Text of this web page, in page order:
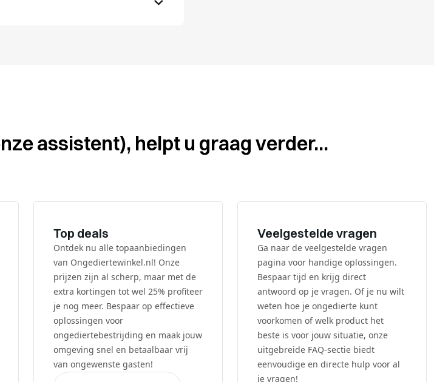
assistent), helpt u graag verder...
Top deals
Ontdek nu alle topaanbiedingen
van Ongediertewinkel.nl! Onze
prijzen zijn al scherp, maar met de
extra kortingen tot wel 25% profiteer
je nog meer. Bespaar op effectieve
oplossingen voor
ongediertebestrijding en maak jouw
omgeving snel en betaalbaar vrij
van ongewenste gasten!
Veelgestelde vragen
Ga naar de veelgestelde vragen
pagina voor handige oplossingen.
Bespaar tijd en krijg direct
antwoord op je vragen. Of je nu wilt
weten hoe je ongedierte kunt
voorkomen of welk product het
beste is voor jouw situatie, onze
uitgebreide FAQ-sectie biedt
eenvoudige en directe hulp voor al
je vragen!